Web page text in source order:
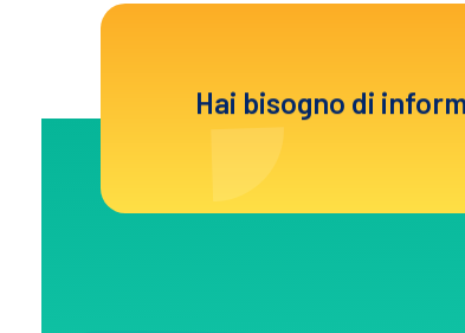
Hai bisogno di